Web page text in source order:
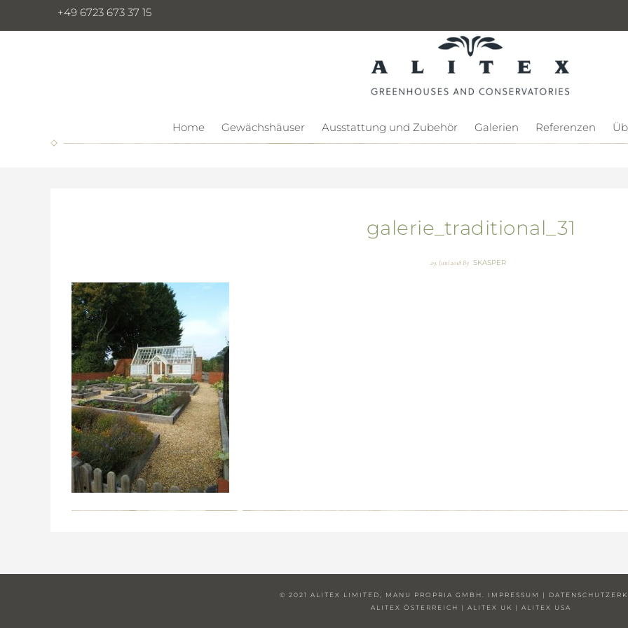
+49 6723 673 37 15
Home Gewächshäuser Ausstattung und Zubehör Galerien Referenzen
galerie_traditional_31
29. Juni 2018By SKASPER
© 2021 ALITEX LIMITED, MANU PROPRIA GMBH. IMPRESSUM |
ALITEX ÖSTERREICH
| ALITEX UK | ALITEX USA